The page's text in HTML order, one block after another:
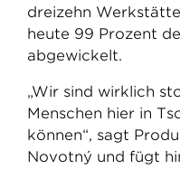
dreizehn
heute 99 Prozent
abgewickelt.
„Wir sind wirklich
Menschen hier in
können“, sagt
Novotný und fügt